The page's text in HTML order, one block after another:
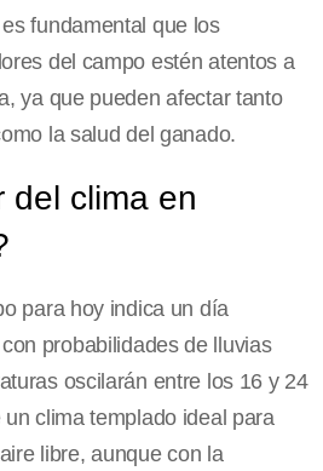
fundamental que los
del campo estén atentos a
ya que pueden afectar tanto
la salud del ganado.
del clima en
para hoy indica un día
probabilidades de lluvias
oscilarán entre los 16 y 24
clima templado ideal para
libre, aunque con la